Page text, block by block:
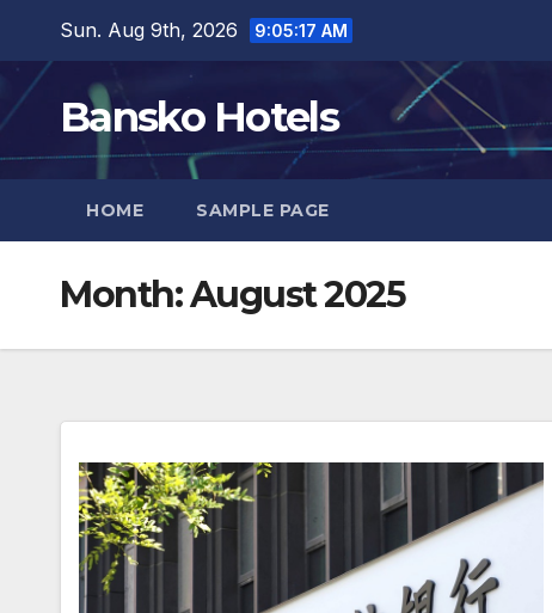
content
Sun. Aug 9th, 2026 9:05:18 AM
Bansko Hotels
HOME SAMPLE PAGE
Month:August 2025